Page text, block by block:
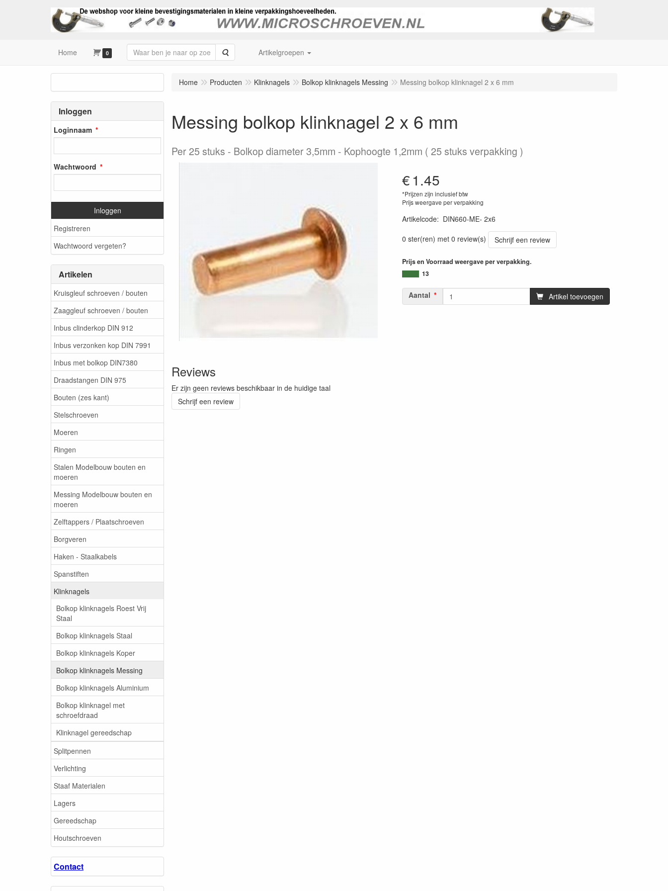
Home 0 Zoeken Artikelgroepen
Inloggen
Loginnaam
Wachtwoord
Inloggen
Registreren
Wachtwoord vergeten?
Artikelen
Kruisgleuf schroeven / bouten
Zaaggleuf schroeven / bouten
Inbus clinderkop DIN 912
Inbus verzonken kop DIN 7991
Inbus met bolkop DIN7380
Draadstangen DIN 975
Bouten (zes kant)
Stelschroeven
Moeren
Ringen
Stalen Modelbouw bouten en
moeren
Messing Modelbouw bouten en
moeren
Zelftappers / Plaatschroeven
Borgveren
Haken - Staalkabels
Spanstiften
Klinknagels
Bolkop klinknagels Roest Vrij
Staal
Bolkop klinknagels Staal
Bolkop klinknagels Koper
Bolkop klinknagels Messing
Bolkop klinknagels Aluminium
Bolkop klinknagel met
schroefdraad
Klinknagel gereedschap
Splitpennen
Verlichting
Staaf Materialen
Lagers
Gereedschap
Houtschroeven
Contact
Home Producten Klinknagels Bolkop klinknagels Messing Messing bolkop klinknagel 2 x 6 mm
Messing bolkop klinknagel 2 x 6 mm
Per 25 stuks Bolkop diameter 3,5mm - Kophoogte 1,2mm ( 25 stuks verpakking )
€1.45
*Prijzen zijn inclusief btw
Prijs weergave per verpakking
Artikelcode: DIN660-ME- 2x6
0 ster(ren) met 0 review(s)
Schrijf een review
Prijs en Voorraad weergave per verpakking.
13
Aantal Artikel toevoegen
Reviews
Er zijn geen reviews beschikbaar in de huidige taal
Schrijf een review